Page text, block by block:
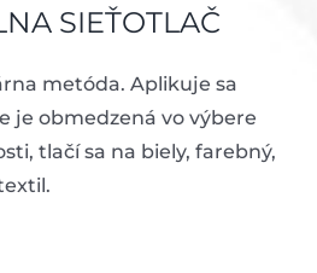
SIEŤOTLAČ
metóda. Aplikuje sa
je obmedzená vo výbere
tlačí sa na biely, farebný,